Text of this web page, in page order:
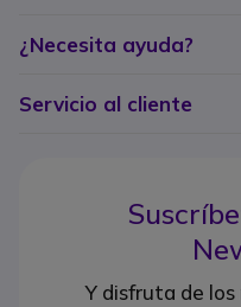
¿Necesita ayuda?
Servicio al cliente
Y disfruta de